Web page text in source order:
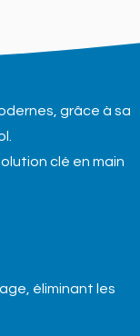
grâce à sa
clé en main
éliminant les